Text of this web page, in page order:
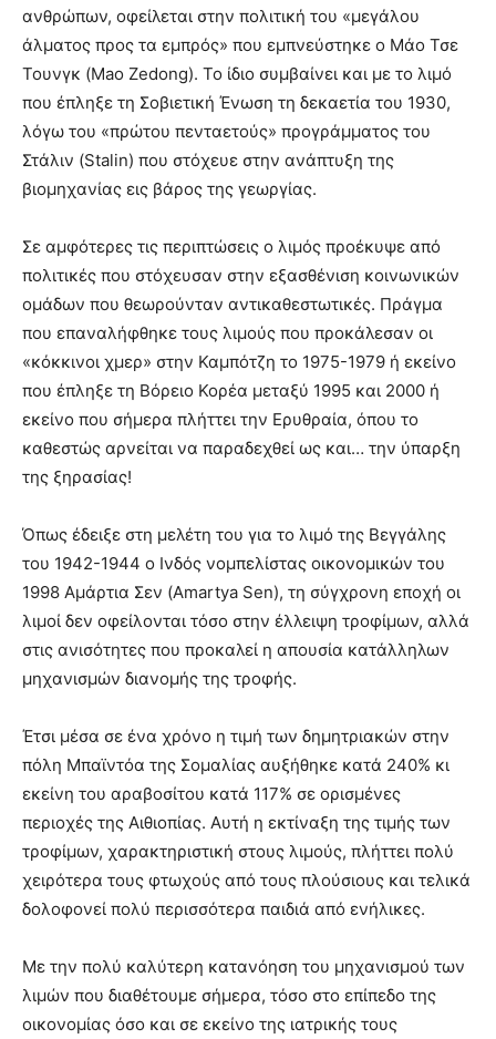
ανθρώπων, οφείλεται στην πολιτική του «μεγάλου
άλματος προς τα εμπρός» που εμπνεύστηκε ο Μάο Τσε
Τουνγκ (Mao Zedong). Το ίδιο συμβαίνει και με το λιμό
που έπληξε τη Σοβιετική Ένωση τη δεκαετία του 1930,
λόγω του «πρώτου πενταετούς» προγράμματος του
Στάλιν (Stalin) που στόχευε στην ανάπτυξη της
βιομηχανίας εις βάρος της γεωργίας.
Σε αμφότερες τις περιπτώσεις ο λιμός προέκυψε από
πολιτικές που στόχευσαν στην εξασθένιση κοινωνικών
ομάδων που θεωρούνταν αντικαθεστωτικές. Πράγμα
που επαναλήφθηκε τους λιμούς που προκάλεσαν οι
«κόκκινοι χμερ» στην Καμπότζη το 1975-1979 ή εκείνο
που έπληξε τη Βόρειο Κορέα μεταξύ 1995 και 2000 ή
εκείνο που σήμερα πλήττει την Ερυθραία, όπου το
καθεστώς αρνείται να παραδεχθεί ως και… την ύπαρξη
της ξηρασίας!
Όπως έδειξε στη μελέτη του για το λιμό της Βεγγάλης
του 1942-1944 ο Ινδός νομπελίστας οικονομικών του
1998 Αμάρτια Σεν (Amartya Sen), τη σύγχρονη εποχή οι
λιμοί δεν οφείλονται τόσο στην έλλειψη τροφίμων, αλλά
στις ανισότητες που προκαλεί η απουσία κατάλληλων
μηχανισμών διανομής της τροφής.
Έτσι μέσα σε ένα χρόνο η τιμή των δημητριακών στην
πόλη Μπαϊντόα της Σομαλίας αυξήθηκε κατά 240% κι
εκείνη του αραβοσίτου κατά 117% σε ορισμένες
περιοχές της Αιθιοπίας. Αυτή η εκτίναξη της τιμής των
τροφίμων, χαρακτηριστική στους λιμούς, πλήττει πολύ
χειρότερα τους φτωχούς από τους πλούσιους και τελικά
δολοφονεί πολύ περισσότερα παιδιά από ενήλικες.
Με την πολύ καλύτερη κατανόηση του μηχανισμού των
λιμών που διαθέτουμε σήμερα, τόσο στο επίπεδο της
οικονομίας όσο και σε εκείνο της ιατρικής τους